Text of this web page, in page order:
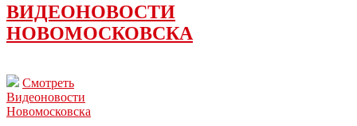
ВИДЕОНОВОСТИ
НОВОМОСКОВСКА
Смотреть
Видеоновости
Новомосковска